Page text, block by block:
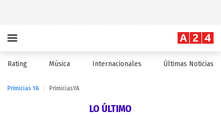
Rating Música Internacionales Últimas Noticias
Primicias YA PrimiciasYA
LO ÚLTIMO